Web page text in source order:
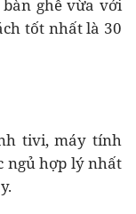
ghế vừa với
tốt nhất là 30
tivi, máy tính
ngủ hợp lý nhất